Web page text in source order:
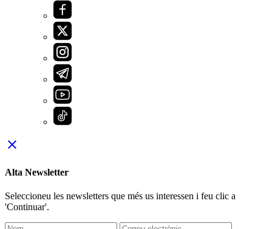
close
Alta Newsletter
Seleccioneu les newsletters que més us interessen i feu clic a
'Continuar'.